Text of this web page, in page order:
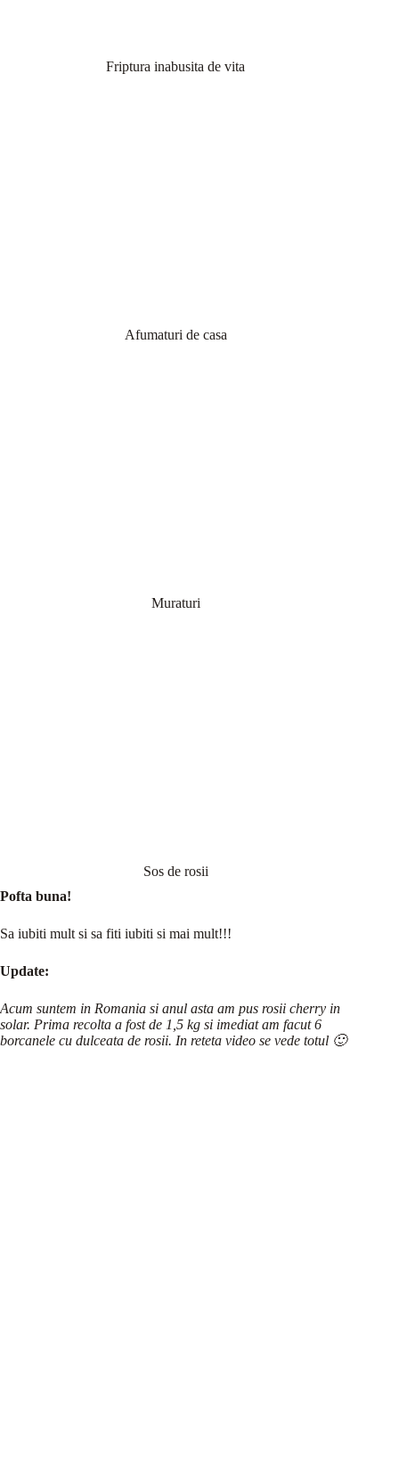
Friptura inabusita de vita
Afumaturi de casa
Muraturi
Sos de rosii
Pofta buna!
Sa iubiti mult si sa fiti iubiti si mai mult!!!
Update:
Acum suntem in Romania si anul asta am pus rosii cherry in
solar. Prima recolta a fost de 1,5 kg si imediat am facut 6
borcanele cu dulceata de rosii. In reteta video se vede totul 🙂